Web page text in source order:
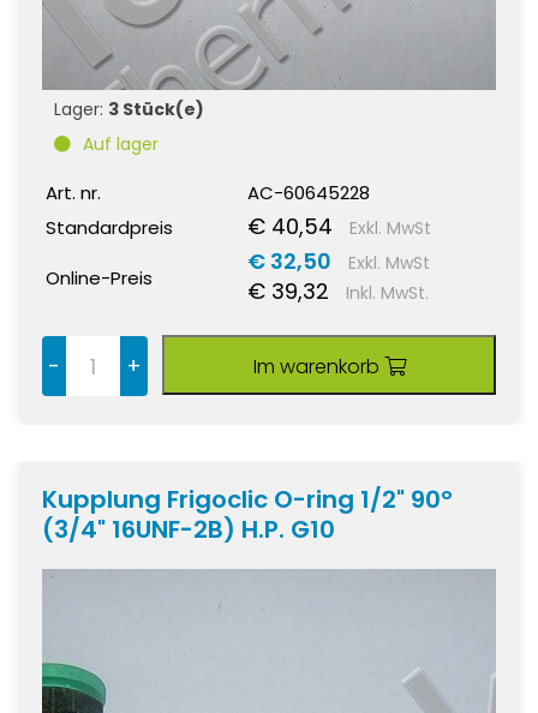
Lager: 3 Stück(e)
Auf lager
Art. nr.
AC-60645228
Standardpreis
€ 40,54 Exkl. MwSt
Online-Preis
€ 32,50 Exkl. MwSt
€ 39,32 Inkl. MwSt.
- + Im warenkorb
Kupplung Frigoclic O-ring 1/2" 90°
(3/4" 16UNF-2B) H.P. G10